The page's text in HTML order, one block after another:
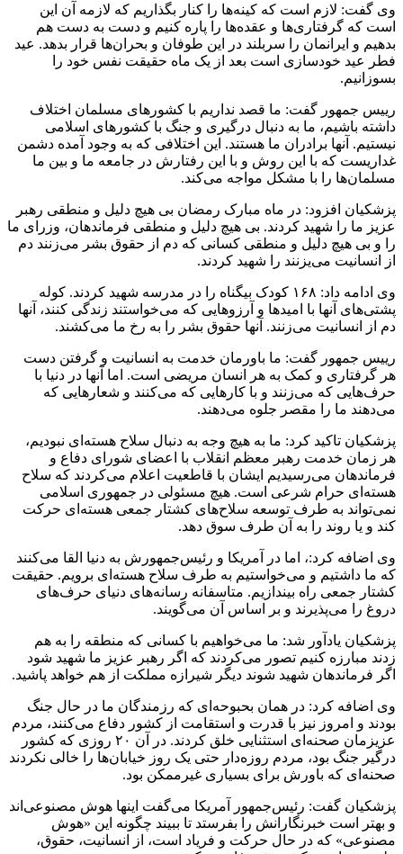
وی گفت: لازم است که کینه‌ها را کنار بگذاریم که لازمه آن این
است که گرفتاری‌ها و عقده‌ها را پاره کنیم و دست به دست هم
بدهیم و ایرانمان را سربلند در این طوفان و بحران‌ها قرار بدهد. عید
فطر عید خودسازی است بعد از یک ماه حقیقت نفس خود را
بسوزانیم.
رییس جمهور گفت: ما قصد نداریم با کشور‌های مسلمان اختلاف
داشته باشیم، ما به دنبال درگیری و جنگ با کشور‌های اسلامی
نیستیم. آنها برادران ما هستند. این اختلافی که به وجود آمده دشمن
غداریست که با این روش و با این رفتارش در جامعه ما و بین ما
مسلمان‌ها را با مشکل مواجه می‌کند.
پزشکیان افزود: در ماه مبارک رمضان بی هیچ دلیل و منطقی رهبر
عزیز ما را شهید کردند. بی هیچ دلیل و منطقی فرماندهان، وزرای ما
را و بی هیچ دلیل و منطقی کسانی که دم از حقوق بشر می‌زنند دم
از انسانیت می‌یزنند را شهید کردند.
وی ادامه داد: ۱۶۸ کودک بیگناه را در مدرسه شهید کردند. کوله
پشتی‌های آنها با امید‌ها و آرزو‌هایی که می‌خواستند زندگی کنند، آنها
دم از انسانیت می‌زنند. آنها حقوق بشر را به رخ ما می‌کشند.
رییس جمهور گفت: ما باورمان خدمت به انسانیت و گرفتن دست
هر گرفتاری و کمک به هر انسان مریضی است. اما آنها در دنیا با
حرف‌هایی که می‌زنند و با کار‌هایی که می‌کنند و شعار‌هایی که
می‌دهند ما را مقصر جلوه می‌دهند.
پزشکیان تاکید کرد: ما به هیچ وجه به دنبال سلاح هسته‌ای نبودیم،
هر زمان خدمت رهبر معظم انقلاب با اعضای شورای دفاع و
فرماندهان می‌رسیدیم ایشان با قاطعیت اعلام می‌کردند که سلاح
هسته‌ای حرام شرعی است. هیچ مسئولی در جمهوری اسلامی
نمی‌تواند به طرف توسعه سلاح‌های کشتار جمعی هسته‌ای حرکت
کند و یا روند را به آن طرف سوق دهد.
وی اضافه کرد:، اما در آمریکا و رئیس‌جمهورش به دنیا القا می‌کنند
که ما داشتیم و می‌خواستیم به طرف سلاح هسته‌ای برویم. حقیقت
کشتار جمعی راه بیندازیم. متاسفانه رسانه‌های دنیای حرف‌های
دروغ را می‌پذیرند و بر اساس آن می‌گویند.
پزشکیان یادآور شد: ما می‌خواهیم با کسانی که منطقه را به هم
زدند مبارزه کنیم تصور می‌کردند که اگر رهبر عزیز ما شهید شود
اگر فرماندهان شهید شوند دیگر شیرازه مملکت از هم خواهد پاشید.
وی اضافه کرد: در همان بحبوحه‌ای که رزمندگان ما در حال جنگ
بودند و امروز نیز با قدرت و استقامت از کشور دفاع می‌کنند، مردم
عزیزمان صحنه‌ای استثنایی خلق کردند. در آن ۲۰ روزی که کشور
درگیر جنگ بود، مردم روزه‌دار حتی یک روز خیابان‌ها را خالی نکردند
صحنه‌ای که باورش برای بسیاری غیرممکن بود.
پزشکیان گفت: رئیس‌جمهور آمریکا می‌گفت اینها هوش مصنوعی‌اند
و بهتر است خبرنگارانش را بفرستد تا ببیند چگونه این «هوش
مصنوعی» که در حال حرکت و فریاد است، از انسانیت، حقوق،